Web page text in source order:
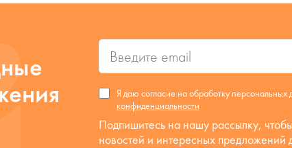
Я даю согласие на обработку персональных
конфиденциальности
Подпишитесь на нашу рассылку,
новостей и интересных предложений